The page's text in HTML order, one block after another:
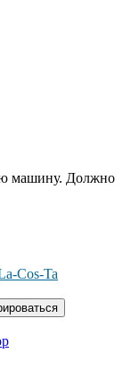
машину. Должно
Cos-Ta